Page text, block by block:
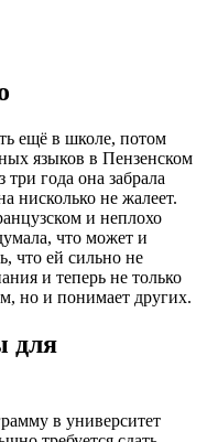
ещё в школе, потом
языков в Пензенском
года она забрала
нисколько не жалеет.
и неплохо
что может и
что ей сильно не
и теперь не только
но и понимает других.
для
в университет